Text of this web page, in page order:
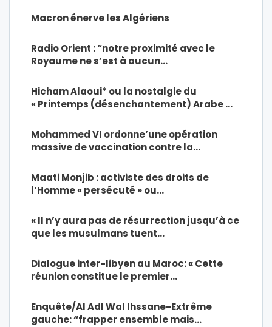
Macron énerve les Algériens
Radio Orient : “notre proximité avec le
Royaume ne s’est à aucun…
Hicham Alaoui* ou la nostalgie du
« Printemps (désenchantement) Arabe …
Mohammed VI ordonne’une opération
massive de vaccination contre la…
Maati Monjib : activiste des droits de
l’Homme « persécuté » ou…
« Il n’y aura pas de résurrection jusqu’à ce
que les musulmans tuent…
Dialogue inter-libyen au Maroc: « Cette
réunion constitue le premier…
Enquête/Al Adl Wal Ihssane-Extrême
gauche: “frapper ensemble mais…